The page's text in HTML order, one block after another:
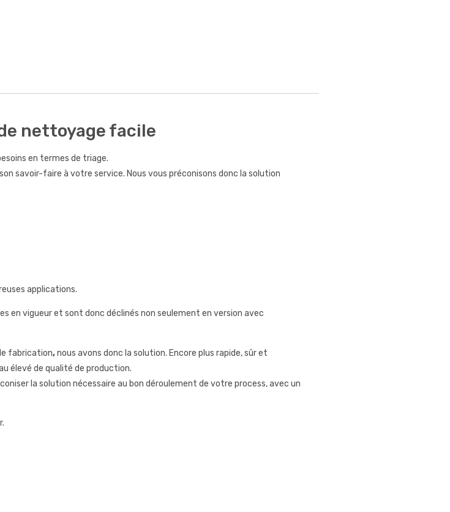
nettoyage facile
en termes de triage.
savoir-faire à votre service. Nous vous préconisons donc la solution
applications.
en vigueur et sont donc déclinés non seulement en version avec
fabrication,nous avons donc la solution. Encore plus rapide, sûr et
élevé de qualité de production.
la solution nécessaire au bon déroulement de votre process, avec un